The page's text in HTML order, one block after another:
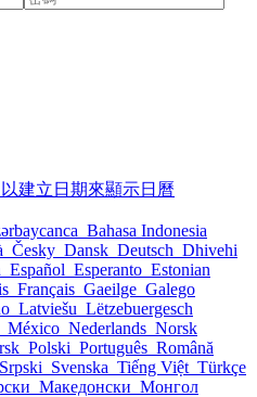
以建立日期來顯示日曆
Bahasa Indonesia
Česky Dansk Deutsch Dhivehi
Español Esperanto Estonian
Français Gaeilge Galego
Latviešu Lëtzebuergesch
México Nederlands Norsk
Polski Português Română
Srpski Svenska Tiếng Việt Türkçe
Македонски Монгол